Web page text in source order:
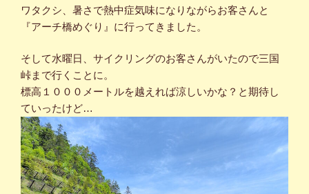
ワタクシ、暑さで熱中症気味になりながらお客さんと
『アーチ橋めぐり』に行ってきました。
そして水曜日、サイクリングのお客さんがいたので三国
峠まで行くことに。
標高１０００メートルを越えれば涼しいかな？と期待し
ていったけど…